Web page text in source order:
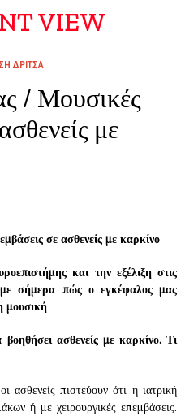
VIEW
ΔΡΙΤΣΑ
/ Μουσικές
με
σε ασθενείς με καρκίνο
και την εξέλιξη στις
σήμερα πώς ο εγκέφαλος μας
μουσική
ασθενείς με καρκίνο. Τι
ασθενείς πιστεύουν ότι η ιατρική
ή με χειρουργικές επεμβάσεις.